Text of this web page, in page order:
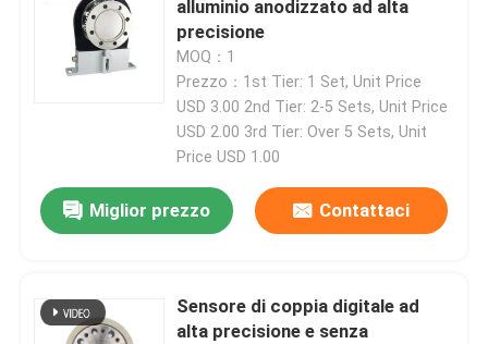
alluminio anodizzato ad alta
precisione
MOQ：1
Prezzo：1st Tier: 1 Set, Unit Price
USD 3.00 2nd Tier: 2-5 Sets, Unit Price
USD 2.00 3rd Tier: Over 5 Sets, Unit
Price USD 1.00
Miglior prezzo Contattaci
Sensore di coppia digitale ad
alta precisione e senza